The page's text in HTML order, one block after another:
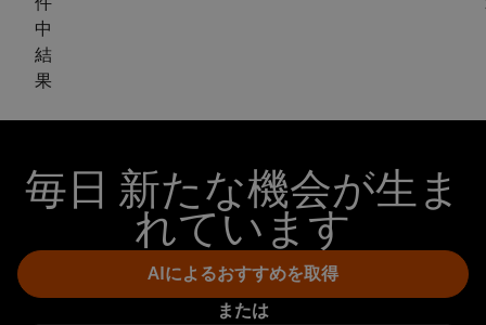
中
結
果
毎日 新たな機会が生ま
れています
AIによるおすすめを取得
または